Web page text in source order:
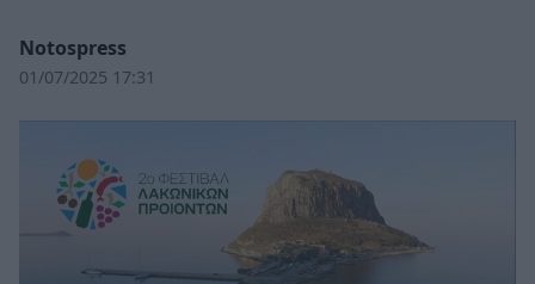
Notospress
01/07/2025 17:31